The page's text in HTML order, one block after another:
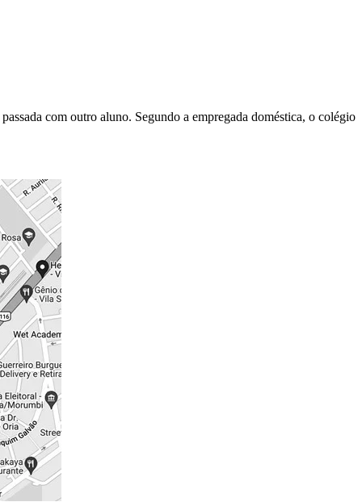
com outro aluno. Segundo a empregada doméstica, o colégio